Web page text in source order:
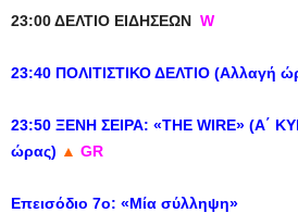
23:00 ΔΕΛΤΙΟ ΕΙΔΗΣΕΩΝ W
23:40 ΠΟΛΙΤΙΣΤΙΚΟ ΔΕΛΤΙΟ (Αλλαγή
23:50 ΞΕΝΗ ΣΕΙΡΑ: «THE WIRE» (Α΄
ώρας) ▲ GR
Eπεισόδιο 7ο: «Μία σύλληψη»